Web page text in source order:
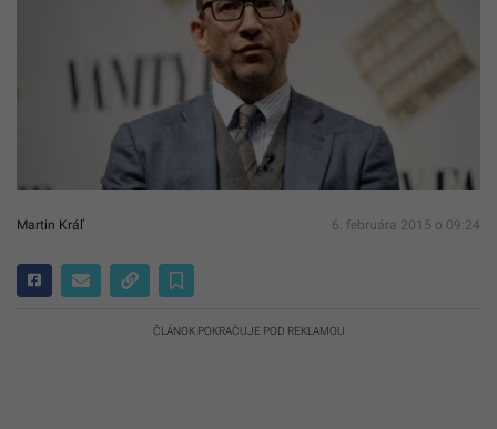
Martin Kráľ 6. februára 2015 o 09:24
ČLÁNOK POKRAČUJE POD REKLAMOU